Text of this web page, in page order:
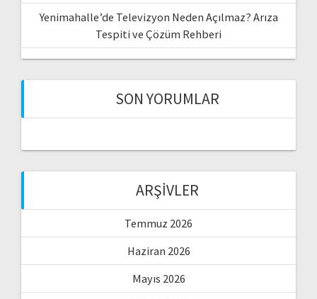
Yenimahalle’de Televizyon Neden Açılmaz? Arıza
Tespiti ve Çözüm Rehberi
SON YORUMLAR
ARŞIVLER
Temmuz 2026
Haziran 2026
Mayıs 2026